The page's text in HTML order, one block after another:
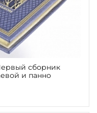
сборник
и панно